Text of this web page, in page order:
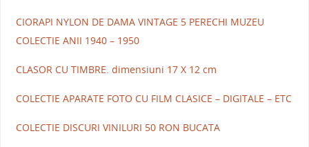
CIORAPI NYLON DE DAMA VINTAGE 5 PERECHI MUZEU
COLECTIE ANII 1940 – 1950
CLASOR CU TIMBRE. dimensiuni 17 X 12 cm
COLECTIE APARATE FOTO CU FILM CLASICE – DIGITALE – ETC
COLECTIE DISCURI VINILURI 50 RON BUCATA